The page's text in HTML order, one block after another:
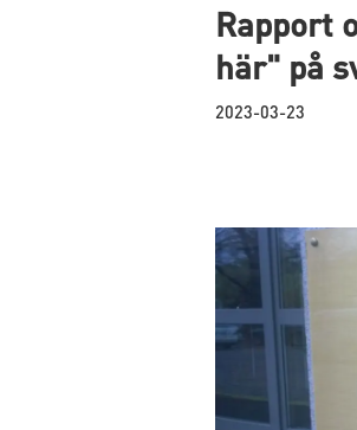
Rapport
här" på
2023-03-23